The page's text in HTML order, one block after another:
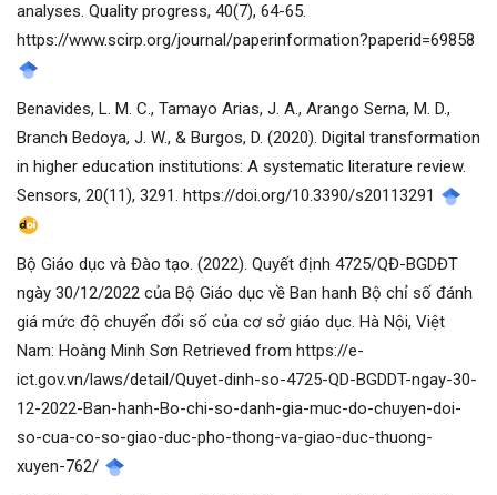
analyses. Quality progress, 40(7), 64-65.
https://www.scirp.org/journal/paperinformation?paperid=69858
Benavides, L. M. C., Tamayo Arias, J. A., Arango Serna, M. D.,
Branch Bedoya, J. W., & Burgos, D. (2020). Digital transformation
in higher education institutions: A systematic literature review.
Sensors, 20(11), 3291. https://doi.org/10.3390/s20113291
Bộ Giáo dục và Đào tạo. (2022). Quyết định 4725/QĐ-BGDĐT
ngày 30/12/2022 của Bộ Giáo dục về Ban hanh Bộ chỉ số đánh
giá mức độ chuyển đổi số của cơ sở giáo dục. Hà Nội, Việt
Nam: Hoàng Minh Sơn Retrieved from https://e-
ict.gov.vn/laws/detail/Quyet-dinh-so-4725-QD-BGDDT-ngay-30-
12-2022-Ban-hanh-Bo-chi-so-danh-gia-muc-do-chuyen-doi-
so-cua-co-so-giao-duc-pho-thong-va-giao-duc-thuong-
xuyen-762/